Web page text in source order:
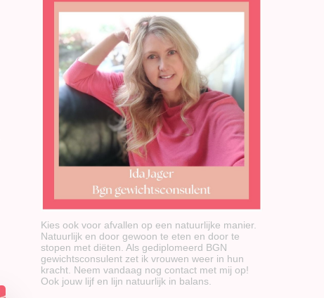
Kies ook voor afvallen op een natuurlijke manier.
Natuurlijk en door gewoon te eten en door te
stopen met diëten. Als gediplomeerd BGN
gewichtsconsulent zet ik vrouwen weer in hun
kracht. Neem vandaag nog contact met mij op!
Ook jouw lijf en lijn natuurlijk in balans.